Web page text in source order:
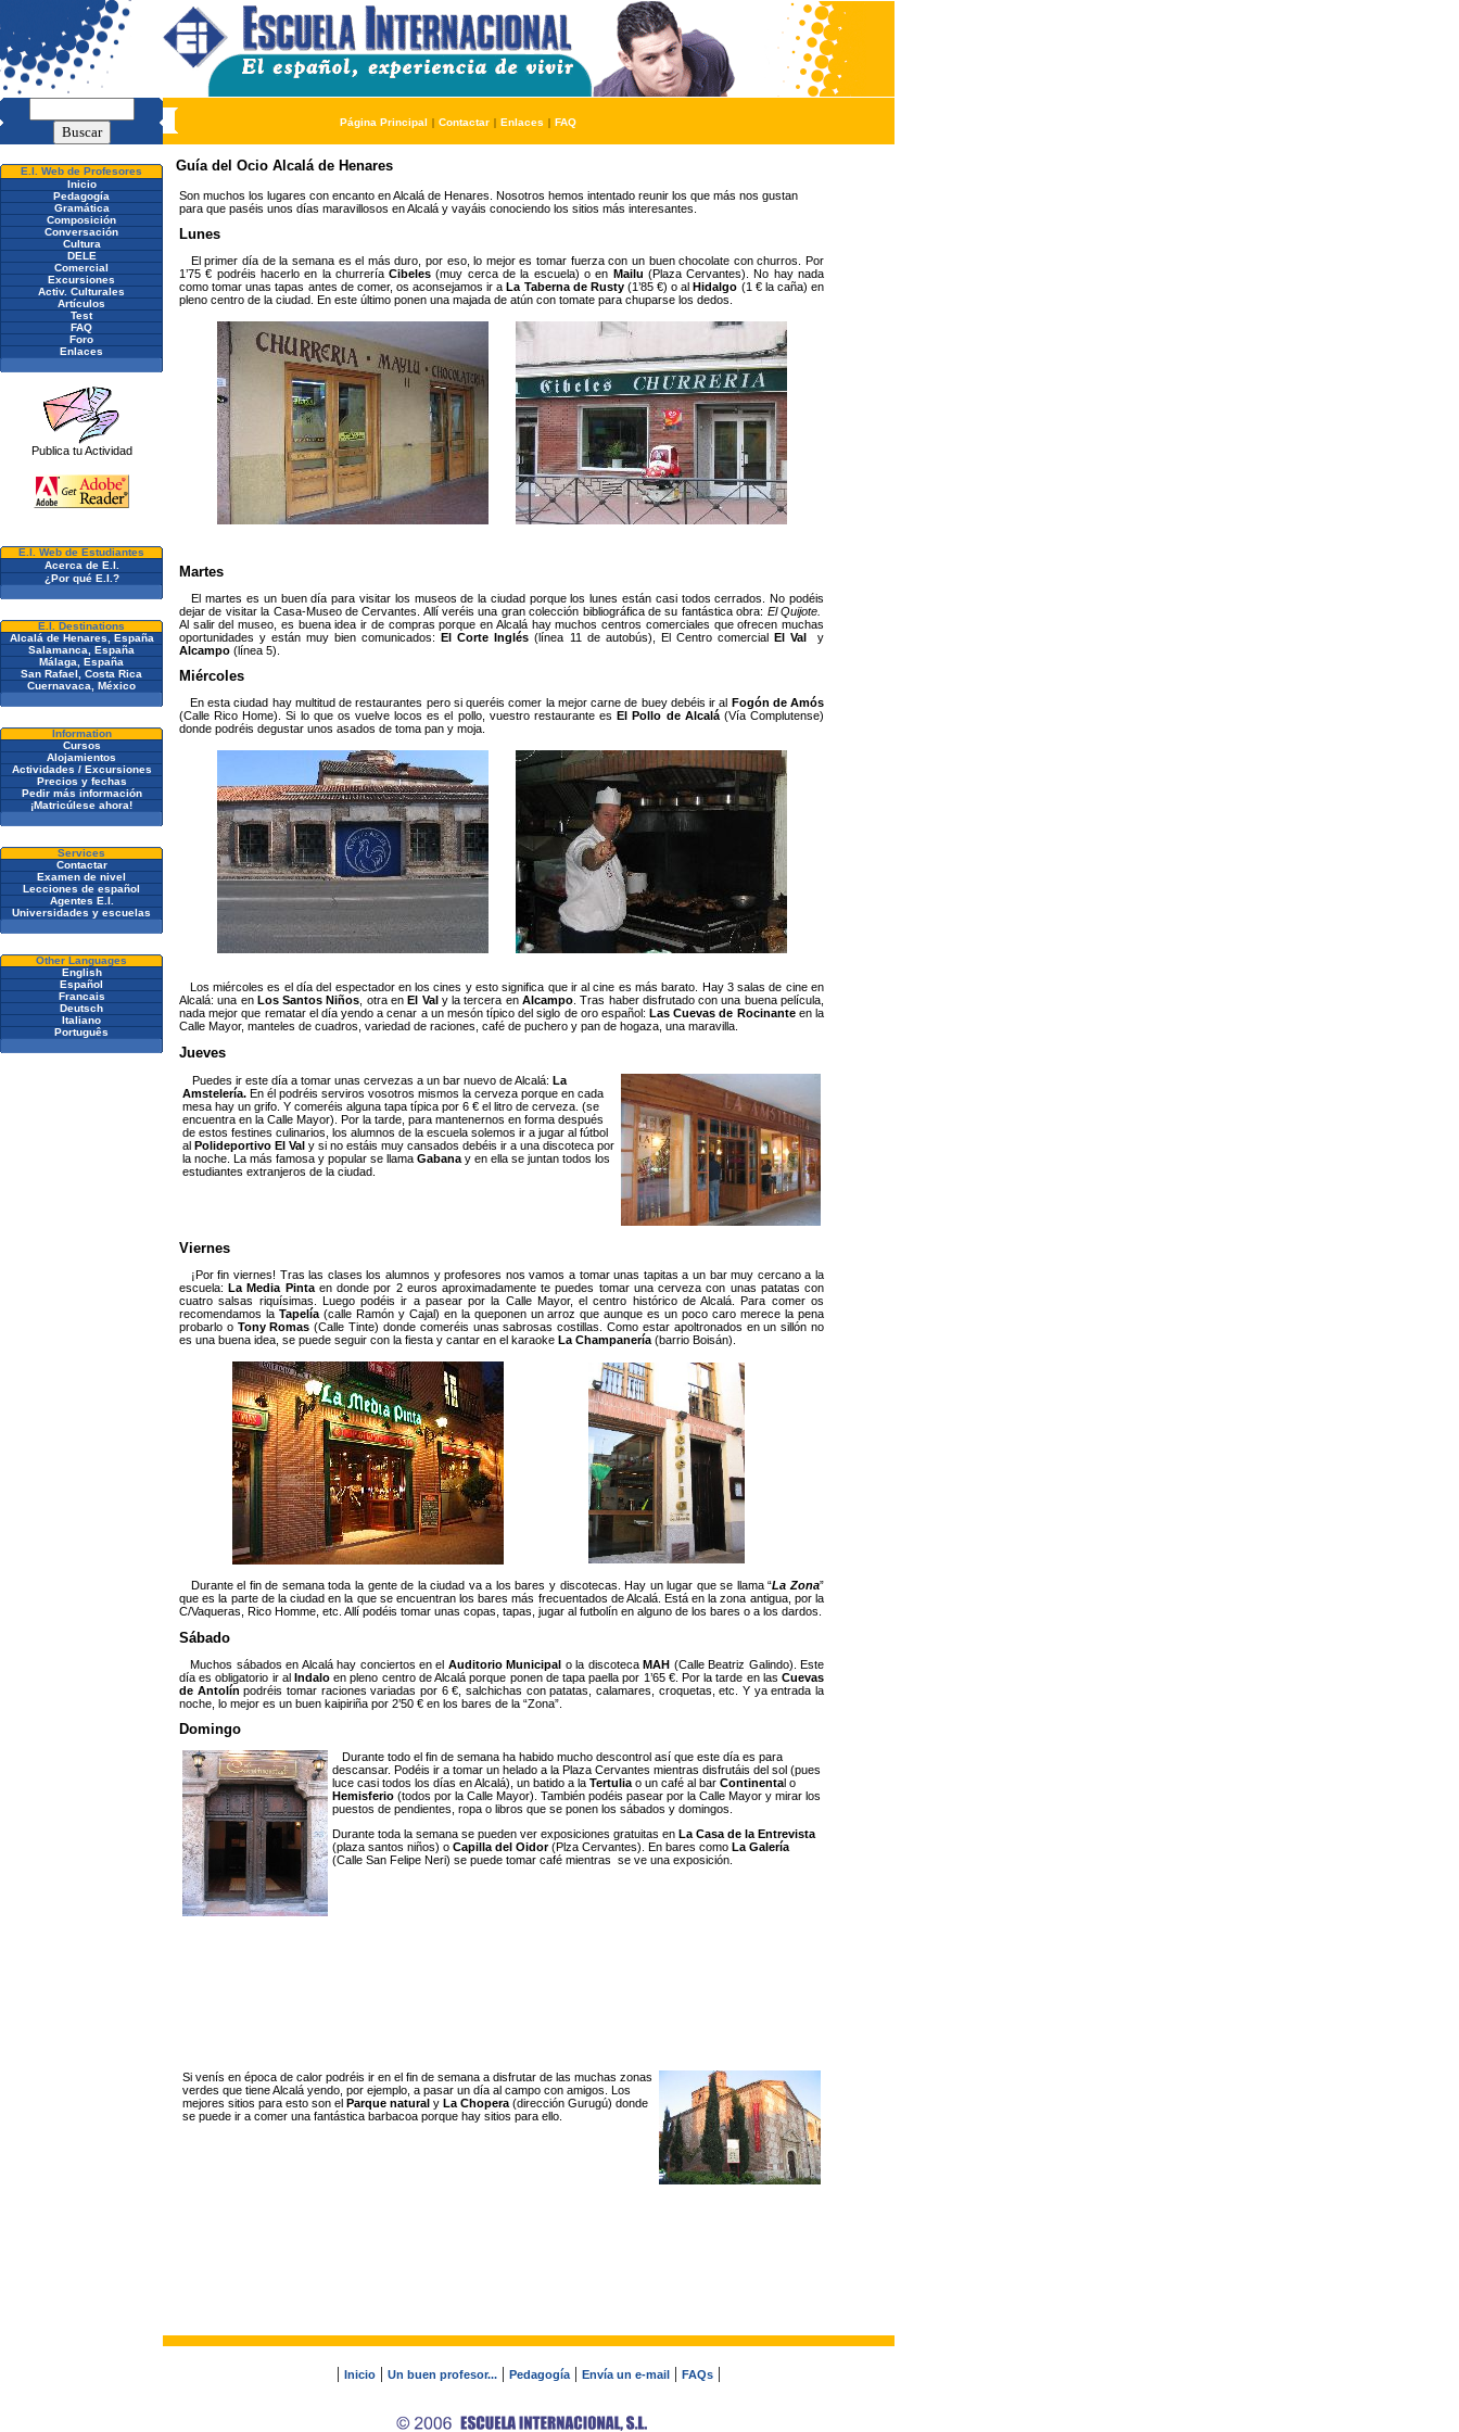
Página Principal | Contactar | Enlaces | FAQ
E.I. Web de Profesores
Inicio
Pedagogía
Gramática
Composición
Conversación
Cultura
DELE
Comercial
Excursiones
Activ. Culturales
Artículos
Test
FAQ
Foro
Enlaces
Publica tu Actividad
E.I. Web de Estudiantes
Acerca de E.I.
¿Por qué E.I.?
E.I. Destinations
Alcalá de Henares, España
Salamanca, España
Málaga, España
San Rafael, Costa Rica
Cuernavaca, México
Information
Cursos
Alojamientos
Actividades / Excursiones
Precios y fechas
Pedir más información
¡Matricúlese ahora!
Services
Contactar
Examen de nivel
Lecciones de español
Agentes E.I.
Universidades y escuelas
Other Languages
English
Español
Francais
Deutsch
Italiano
Português
Guía del Ocio Alcalá de Henares
Son muchos los lugares con encanto en Alcalá de Henares. Nosotros hemos intentado reunir los que más nos gustan
para que paséis unos días maravillosos en Alcalá y vayáis conociendo los sitios más interesantes.
Lunes
El primer día de la semana es el más duro, por eso, lo mejor es tomar fuerza con un buen chocolate con churros. Por
1’75 € podréis hacerlo en la churreríaCibeles (muy cerca de la escuela) o en Mailu (Plaza Cervantes). No hay nada
como tomar unas tapas antes de comer, os aconsejamos ir aLa Taberna de Rusty (1’85 €) o alHidalgo (1 € la caña) en
pleno centro de la ciudad. En este último ponen una majada de atún con tomate para chuparse los dedos.
Martes
El martes es un buen día para visitar los museos de la ciudad porque los lunes están casi todos cerrados. No podéis
dejar de visitar la Casa-Museo de Cervantes. Allí veréis una gran colección bibliográfica de su fantástica obra: El Quijote.
Al salir del museo, es buena idea ir de compras porque en Alcalá hay muchos centros comerciales que ofrecen muchas
oportunidades y están muy bien comunicados:El Corte Inglés (línea 11 de autobús), El Centro comercial El Valy
Alcampo (línea 5).
Miércoles
En esta ciudad hay multitud de restaurantes pero si queréis comer la mejor carne de buey debéis ir al Fogón de Amós
(Calle Rico Home). Si lo que os vuelve locos es el pollo, vuestro restaurante esEl Pollo de Alcalá(Vía Complutense)
donde podréis degustar unos asados de toma pan y moja.
Los miércoles es el día del espectador en los cines y esto significa que ir al cine es más barato. Hay 3 salas de cine en
Alcalá: una en Los Santos Niños , otra en El Val y la tercera enAlcampo . Tras haber disfrutado con una buena película,
nada mejor que rematar el día yendo a cenar a un mesón típico del siglo de oro español: Las Cuevas de Rocinante en la
Calle Mayor, manteles de cuadros, variedad de raciones, café de puchero y pan de hogaza, una maravilla.
Jueves
Puedes ir este día a tomar unas cervezas a un bar nuevo de Alcalá: La
Amstelería. En él podréis serviros vosotros mismos la cerveza porque en cada
mesa hay un grifo. Y comeréis alguna tapa típica por 6 € el litro de cerveza. (se
encuentra en la Calle Mayor). Por la tarde, para mantenernos en forma después
de estos festines culinarios, los alumnos de la escuela solemos ir a jugar al fútbol
al Polideportivo El Val y si no estáis muy cansados debéis ir a una discoteca por
la noche. La más famosa y popular se llama Gabana y en ella se juntan todos los
estudiantes extranjeros de la ciudad.
Viernes
¡Por fin viernes! Tras las clases los alumnos y profesores nos vamos a tomar unas tapitas a un bar muy cercano a la
escuela:La Media Pintaen donde por 2 euros aproximadamente te puedes tomar una cerveza con unas patatas con
cuatro salsas riquísimas. Luego podéis ir a pasear por la Calle Mayor, el centro histórico de Alcalá. Para comer os
recomendamos la Tapelía (calle Ramón y Cajal) en la queponen un arroz que aunque es un poco caro merece la pena
probarlo o Tony Romas (Calle Tinte) donde comeréis unas sabrosas costillas. Como estar apoltronados en un sillón no
es una buena idea, se puede seguir con la fiesta y cantar en el karaoke La Champanería (barrio Boisán).
Durante el fin de semana toda la gente de la ciudad va a los bares y discotecas. Hay un lugar que se llama “La Zona”
que es la parte de la ciudad en la que se encuentran los bares más frecuentados de Alcalá. Está en la zona antigua, por la
C/Vaqueras, Rico Homme, etc. Allí podéis tomar unas copas, tapas, jugar al futbolín en alguno de los bares o a los dardos.
Sábado
Muchos sábados en Alcalá hay conciertos en el Auditorio Municipal o la discotecaMAH (Calle Beatriz Galindo). Este
día es obligatorio ir alIndaloen pleno centro de Alcalá porque ponen de tapa paella por 1’65 €. Por la tarde en lasCuevas
de Antolínpodréis tomar raciones variadas por 6 €, salchichas con patatas, calamares, croquetas, etc. Y ya entrada la
noche, lo mejor es un buen kaipiriña por 2’50 € en los bares de la “Zona”.
Domingo
Durante todo el fin de semana ha habido mucho descontrol así que este día es para
descansar. Podéis ir a tomar un helado a la Plaza Cervantes mientras disfrutáis del sol (pues
luce casi todos los días en Alcalá), un batido a la Tertulia o un café al bar Continental o
Hemisferio (todos por la Calle Mayor). También podéis pasear por la Calle Mayor y mirar los
puestos de pendientes, ropa o libros que se ponen los sábados y domingos.
Durante toda la semana se pueden ver exposiciones gratuitas en La Casa de la Entrevista
(plaza santos niños) o Capilla del Oidor(Plza Cervantes). En bares como La Galería
(Calle San Felipe Neri) se puede tomar café mientras se ve una exposición.
Si venís en época de calor podréis ir en el fin de semana a disfrutar de las muchas zonas
verdes que tiene Alcalá yendo, por ejemplo, a pasar un día al campo con amigos. Los
mejores sitios para esto son el Parque natural y La Chopera (dirección Gurugú) donde
se puede ir a comer una fantástica barbacoa porque hay sitios para ello.
| Inicio | Un buen profesor... | Pedagogía | Envía un e-mail | FAQs |